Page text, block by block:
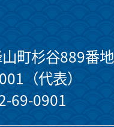
町杉谷889番地
（代表）
69-0901